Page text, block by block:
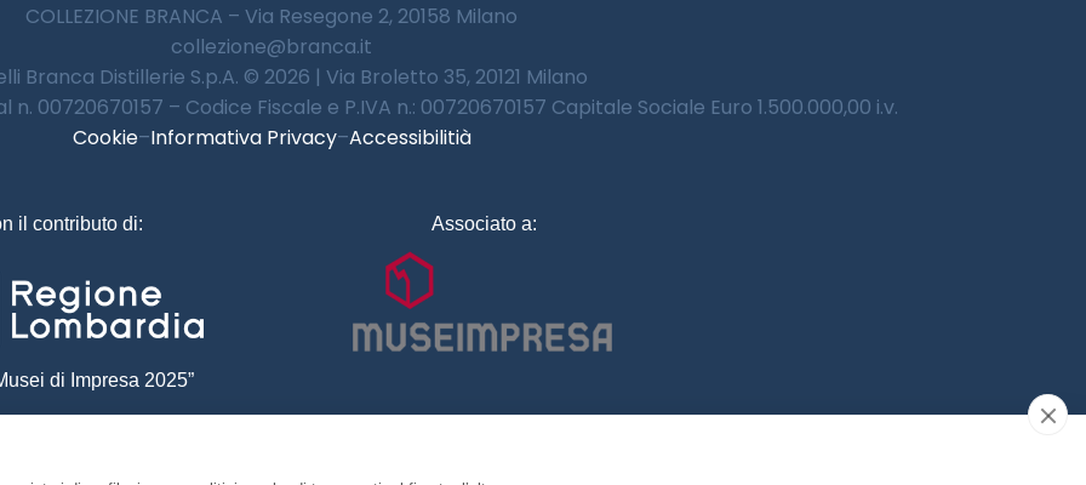
COLLEZIONE BRANCA – Via Resegone 2, 20158 Milano
collezione@branca.it
Branca Distillerie S.p.A. © 2026 | Via Broletto 35, 20121 Milano
00720670157 – Codice Fiscale e P.IVA n.: 00720670157 Capitale Sociale Euro 1.500.000,00 i.v.
Cookie–Informativa Privacy–Accessibilitià
il contributo di:
di Impresa 2025”
Associato a: